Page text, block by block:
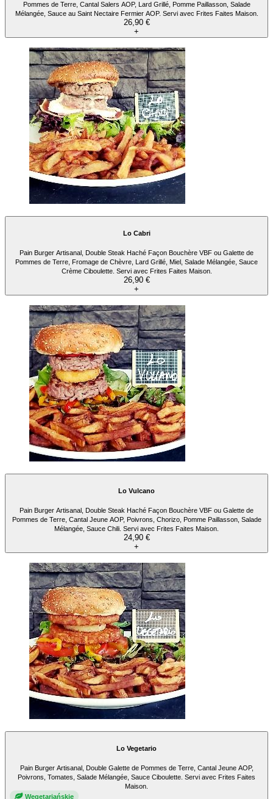
Pommes de Terre, Cantal Salers AOP, Lard Grillé, Pomme Paillasson, Salade
Mélangée, Sauce au Saint Nectaire Fermier AOP. Servi avec Frites Faites Maison.
26,90 €
+
Lo Cabri
Pain Burger Artisanal, Double Steak Haché Façon Bouchère VBF ou Galette de
Pommes de Terre, Fromage de Chèvre, Lard Grillé, Miel, Salade Mélangée, Sauce
Crème Ciboulette. Servi avec Frites Faites Maison.
26,90 €
+
Lo Vulcano
Pain Burger Artisanal, Double Steak Haché Façon Bouchère VBF ou Galette de
Pommes de Terre, Cantal Jeune AOP, Poivrons, Chorizo, Pomme Paillasson, Salade
Mélangée, Sauce Chili. Servi avec Frites Faites Maison.
24,90 €
+
Lo Vegetario
Pain Burger Artisanal, Double Galette de Pommes de Terre, Cantal Jeune AOP,
Poivrons, Tomates, Salade Mélangée, Sauce Ciboulette. Servi avec Frites Faites
Maison.
Wegetariańskie